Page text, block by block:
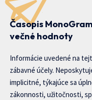
Časopis
večné hodnoty
Informácie uvedené na
zábavné účely.
implicitné, týkajúce sa
zákonnosti, užitočnosti,